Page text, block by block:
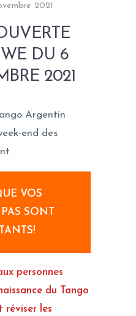
2021
DU 6
2021
Argentin
end des
VOS
SONT
personnes
du Tango
réviser les